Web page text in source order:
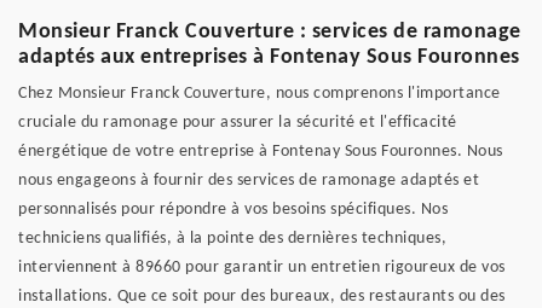
Monsieur Franck Couverture : services de ramonage
adaptés aux entreprises à Fontenay Sous Fouronnes
Chez Monsieur Franck Couverture, nous comprenons l'importance
cruciale du ramonage pour assurer la sécurité et l'efficacité
énergétique de votre entreprise à Fontenay Sous Fouronnes. Nous
nous engageons à fournir des services de ramonage adaptés et
personnalisés pour répondre à vos besoins spécifiques. Nos
techniciens qualifiés, à la pointe des dernières techniques,
interviennent à 89660 pour garantir un entretien rigoureux de vos
installations. Que ce soit pour des bureaux, des restaurants ou des